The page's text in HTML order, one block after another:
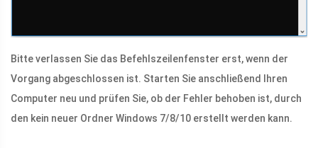
Bitte verlassen Sie das Befehlszeilenfenster erst, wenn der
Vorgang abgeschlossen ist. Starten Sie anschließend Ihren
Computer neu und prüfen Sie, ob der Fehler behoben ist, durch
den kein neuer Ordner Windows 7/8/10 erstellt werden kann.